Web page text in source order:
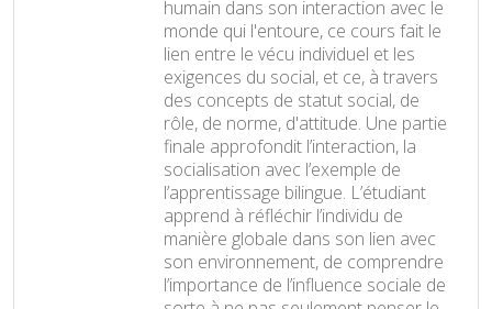
humain dans son interaction avec le
monde qui l'entoure, ce cours fait le
lien entre le vécu individuel et les
exigences du social, et ce, à travers
des concepts de statut social, de
rôle, de norme, d'attitude. Une partie
finale approfondit l’interaction, la
socialisation avec l’exemple de
l’apprentissage bilingue. L’étudiant
apprend à réfléchir l’individu de
manière globale dans son lien avec
son environnement, de comprendre
l’importance de l’influence sociale de